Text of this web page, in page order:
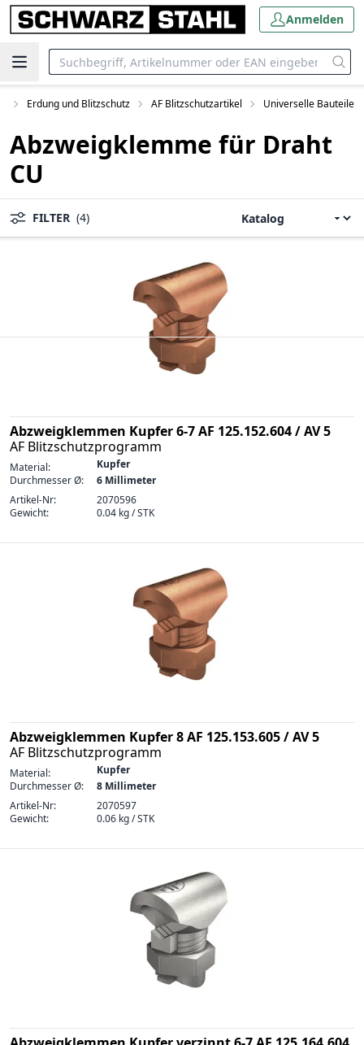
Anmelden
Erdung und Blitzschutz AF Blitzschutzartikel Universelle Bauteile
Abzweigklemme für Draht
CU
FILTER (4)
Abzweigklemmen Kupfer 6-7 AF 125.152.604 / AV 5
AF Blitzschutzprogramm
Material:
Kupfer
Durchmesser Ø:
6 Millimeter
Artikel-Nr:
2070596
Gewicht:
0.04 kg / STK
Abzweigklemmen Kupfer 8 AF 125.153.605 / AV 5
AF Blitzschutzprogramm
Material:
Kupfer
Durchmesser Ø:
8 Millimeter
Artikel-Nr:
2070597
Gewicht:
0.06 kg / STK